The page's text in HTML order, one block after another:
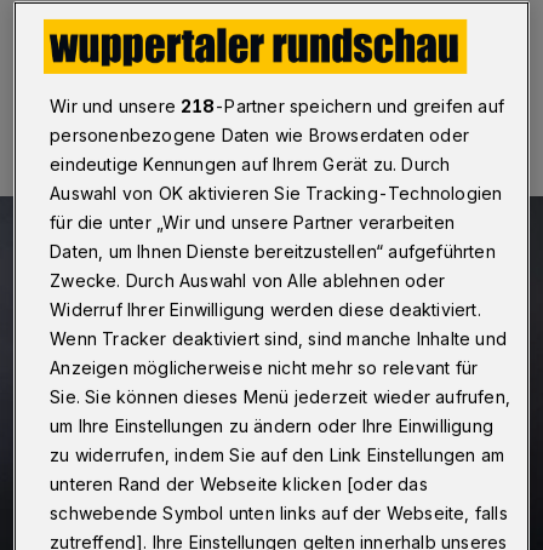
Wir und unsere 218-Partner speichern und greifen auf
personenbezogene Daten wie Browserdaten oder
eindeutige Kennungen auf Ihrem Gerät zu. Durch
Auswahl von OK aktivieren Sie Tracking-Technologien
für die unter „Wir und unsere Partner verarbeiten
Daten, um Ihnen Dienste bereitzustellen“ aufgeführten
Zwecke. Durch Auswahl von Alle ablehnen oder
Widerruf Ihrer Einwilligung werden diese deaktiviert.
Wenn Tracker deaktiviert sind, sind manche Inhalte und
Anzeigen möglicherweise nicht mehr so relevant für
Sie. Sie können dieses Menü jederzeit wieder aufrufen,
um Ihre Einstellungen zu ändern oder Ihre Einwilligung
zu widerrufen, indem Sie auf den Link Einstellungen am
unteren Rand der Webseite klicken [oder das
schwebende Symbol unten links auf der Webseite, falls
zutreffend]. Ihre Einstellungen gelten innerhalb unseres